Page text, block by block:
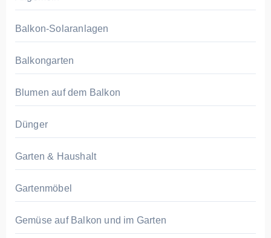
Balkon-Solaranlagen
Balkongarten
Blumen auf dem Balkon
Dünger
Garten & Haushalt
Gartenmöbel
Gemüse auf Balkon und im Garten